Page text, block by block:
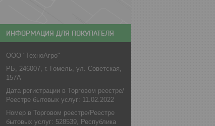
ИНФОРМАЦИЯ ДЛЯ ПОКУПАТЕЛЯ
ООО "ТехноАгро"
РБ, 246007, г. Гомель, ул. Советская,
157А
Дата регистрации в Торговом реестре/
Реестре бытовых услуг: 11.02.2022
Номер в Торговом реестре/Реестре
бытовых услуг: 528539, Республика